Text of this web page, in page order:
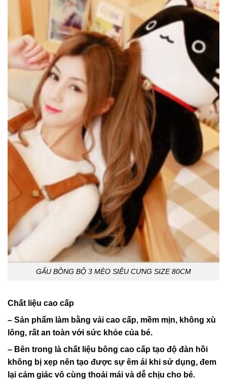
GẤU BÔNG BỘ 3 MÈO SIÊU CƯNG SIZE 80CM
Chất liệu cao cấp
– Sản phẩm làm bằng vải cao cấp, mềm mịn, không xù
lông, rất an toàn với sức khỏe của bé.
– Bên trong là chất liệu bông cao cấp tạo độ đàn hồi
không bị xẹp nên tạo được sự êm ái khi sử dụng, đem
lại cảm giác vô cùng thoải mái và dễ chịu cho bé.